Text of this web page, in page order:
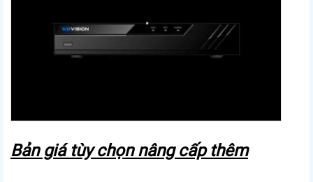
Bản giá tùy chọn nâng cấp thêm